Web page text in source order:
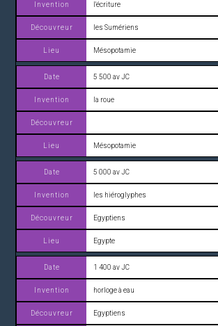
l'écriture
les Sumériens
Mésopotamie
5 500 av JC
la roue
Mésopotamie
5 000 av JC
les hiéroglyphes
Egyptiens
Egypte
1 400 av JC
horloge à eau
Egyptiens